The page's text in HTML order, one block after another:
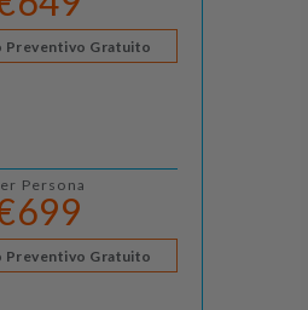
Preventivo Gratuito
Persona
Preventivo Gratuito